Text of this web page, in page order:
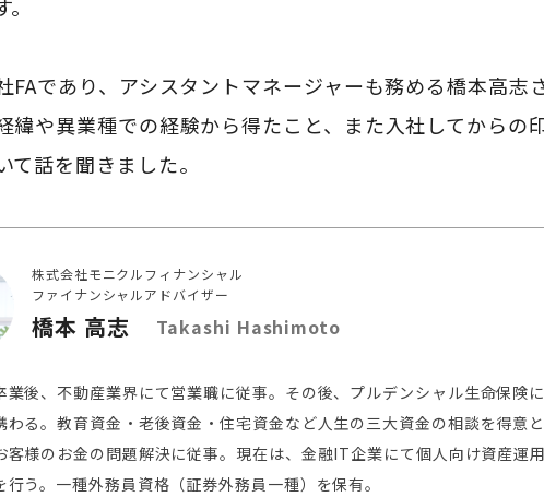
FAであり、アシスタントマネージャーも務める橋本高志
緯や異業種での経験から得たこと、また入社してからの
て話を聞きました。
株式会社モニクルフィナンシャル
ファイナンシャルアドバイザー
橋本 高志 Takashi Hashimoto
業後、不動産業界にて営業職に従事。その後、プルデンシャル生命保険
わる。教育資金・老後資金・住宅資金など人生の三大資金の相談を得意
客様のお金の問題解決に従事。現在は、金融IT企業にて個人向け資産運
行う。一種外務員資格（証券外務員一種）を保有。